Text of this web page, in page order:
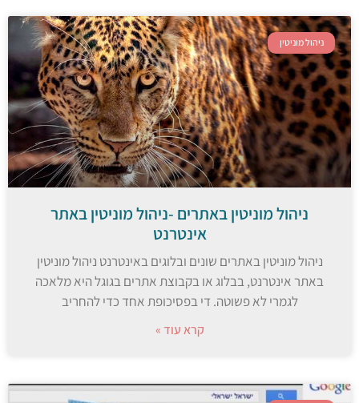
ניהול מוניטין
ניהול מוניטין באתרים -ניהול מוניטין באתר
אינטרנט
ניהול מוניטין באתרים שונים ובלוגים באינטרנט ניהול מוניטין
באתר אינטרנט, בבלוג או בקבוצת אתרים בגוגל היא מלאכה
לגמרי לא פשוטה. די בפסיכופת אחד כדי להחריב
קרא עוד »